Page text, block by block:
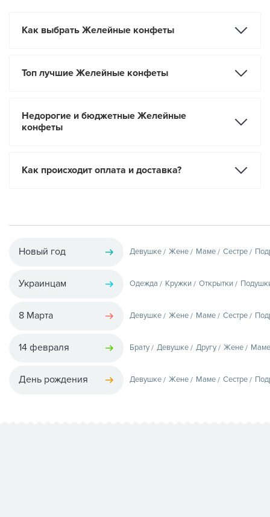
Как выбрать Желейные конфеты
Топ лучшие Желейные конфеты
Недорогие и бюджетные Желейные
конфеты
Как происходит оплата и доставка?
Новый год Девушке Жене Маме Сестре
Украинцам Одежда Кружки Открытки
8 Марта Девушке Жене Маме Сестре
14 февраля Брату Девушке Другу Жене Маме
День рождения Девушке Жене Маме Сестре